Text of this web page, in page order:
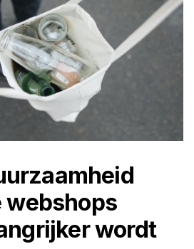
webshops
wordt